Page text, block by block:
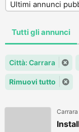
Tutti gli annunci
Città: Carrara
Rimuovi tutto
Carrara